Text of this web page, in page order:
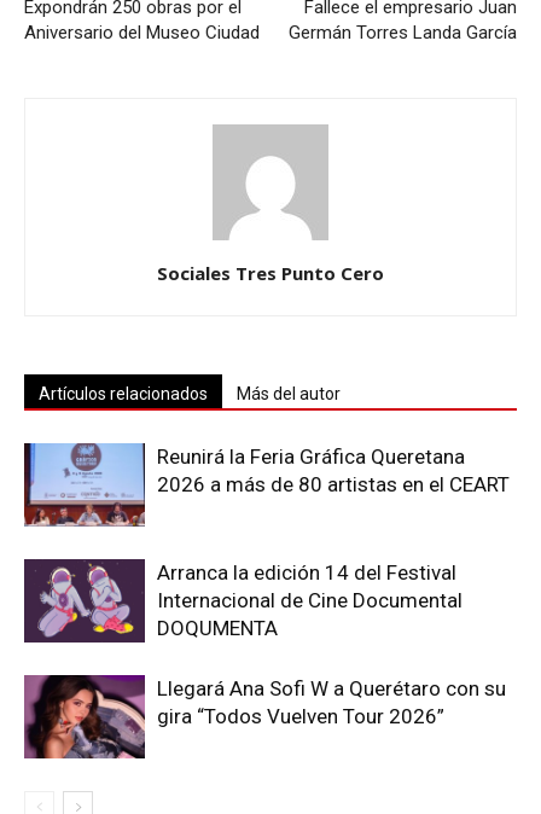
Expondrán 250 obras por el
Aniversario del Museo Ciudad
Fallece el empresario Juan
Germán Torres Landa García
Sociales Tres Punto Cero
Artículos relacionados Más del autor
Reunirá la Feria Gráfica Queretana
2026 a más de 80 artistas en el CEART
Arranca la edición 14 del Festival
Internacional de Cine Documental
DOQUMENTA
Llegará Ana Sofi W a Querétaro con su
gira “Todos Vuelven Tour 2026”